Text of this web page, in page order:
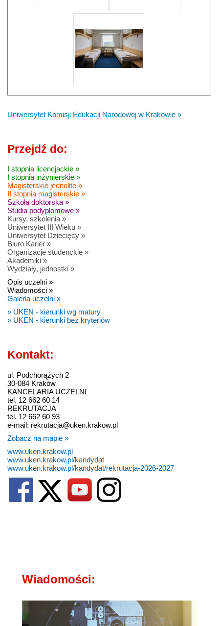
Uniwersytet Komisji Edukacji Narodowej w Krakowie »
Przejdź do:
I stopnia licencjackie »
I stopnia inżynierskie »
Magisterskie jednolite »
II stopnia magisterskie »
Szkoła doktorska »
Studia podyplomowe »
Kursy, szkolenia »
Uniwersytet III Wieku »
Uniwersytet Dziecięcy »
Biuro Karier »
Organizacje studenckie »
Akademiki »
Wydziały, jednostki »
Opis uczelni »
Wiadomości »
Galeria uczelni »
» UKEN - kierunki wg matury
» UKEN - kierunki bez kryteriów
Kontakt:
ul. Podchorążych 2
30-084 Kraków
KANCELARIA UCZELNI
tel. 12 662 60 14
REKRUTACJA
tel. 12 662 60 93
e-mail: rekrutacja@uken.krakow.pl
Zobacz na mapie »
www.uken.krakow.pl
www.uken.krakow.pl/kandydat
www.uken.krakow.pl/kandydat/rekrutacja-2026-2027
Wiadomości: